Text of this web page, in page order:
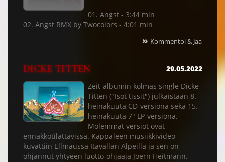
01. Angst - 3:44 min
02. Angst RMX by Twocolors - 4:01 min
» Kommentoi & Jaa
DICKE TITTEN
29.05.2022
Zeit-albumin kolmas single Dicke
Titten ("Isot tissit") julkaistaan 8.
heinäkuuta CD-versiona sekä 15.
heinäkuuta 7" LP-versiona.
Molemmat versiot ovat
ennakkotilattavissa. Kappaleen musiikkivideo
kuvattiin Ellmaussa Itävallan Alpeilla ja sen on
ohjannut yhtyeen luotto-ohjaaja Joern Heitmann.